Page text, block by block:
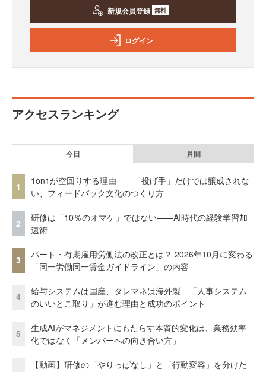
新規会員登録 無料
ログイン
アクセスランキング
今日 月間
1
1on1が空回りする理由——「投げ手」だけでは醸成されな
い、フィードバック文化のつくり方
2
研修は「10％のオマケ」ではない——AI時代の経験学習加
速術
3
パート・有期雇用労働法の改正とは？ 2026年10月に変わる
「同一労働同一賃金ガイドライン」の内容
4
給与システムは国産、タレマネは海外製 「人事システム
のいいとこ取り」が進む理由と成功のポイント
5
生成AIがマネジメントにもたらす本質的変化は、業務効率
化ではなく「メンバーへの向き合い方」
【動画】研修の「やりっぱなし」と「行動変容」を分けた